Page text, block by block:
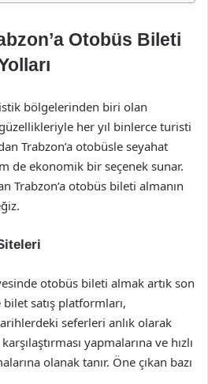
Otobüs Bileti
bölgelerinden biri olan
her yıl binlerce turisti
Trabzon’a otobüsle seyahat
de ekonomik bir seçenek sunar.
Trabzon’a otobüs bileti almanın
otobüs bileti almak artık son
satış platformları,
seferleri anlık olarak
yapmalarına ve hızlı
olanak tanır. Öne çıkan bazı